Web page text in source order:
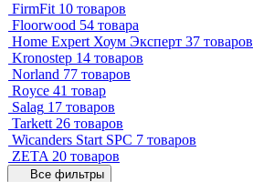
FirmFit 10 товаров
Floorwood 54 товара
Home Expert Хоум Эксперт 37 товаров
Kronostep 14 товаров
Norland 77 товаров
Royce 41 товар
Salag 17 товаров
Tarkett 26 товаров
Wicanders Start SPC 7 товаров
ZETA 20 товаров
Все фильтры